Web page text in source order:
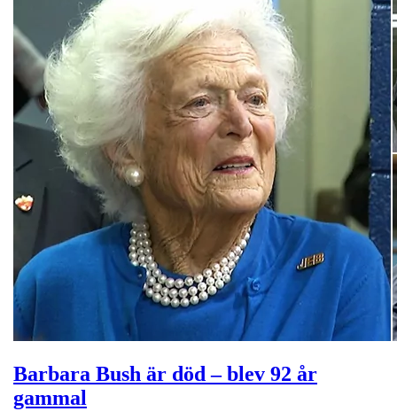
Barbara Bush är död – blev 92 år
gammal